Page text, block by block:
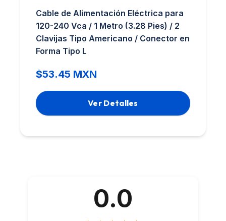
Cable de Alimentación Eléctrica para
120-240 Vca / 1 Metro (3.28 Pies) / 2
Clavijas Tipo Americano / Conector en
Forma Tipo L
$53.45 MXN
Ver Detalles
0.0